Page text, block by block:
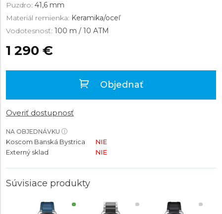
Puzdro: 41,6 mm
Materiál remienka: Keramika/oceľ
Vodotesnosť: 100 m / 10 ATM
1 290 €
Objednať
Overiť dostupnosť
NA OBJEDNÁVKU
Koscom Banská Bystrica
NIE
Externý sklad
NIE
Súvisiace produkty